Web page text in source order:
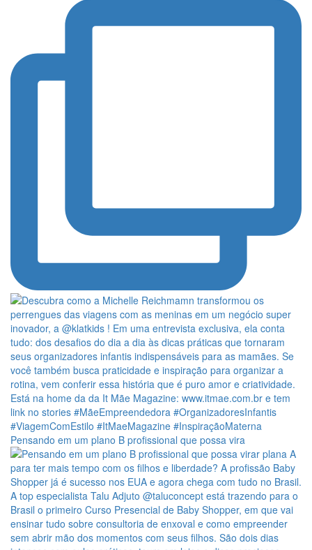
Pensando em um plano B profissional que possa vira